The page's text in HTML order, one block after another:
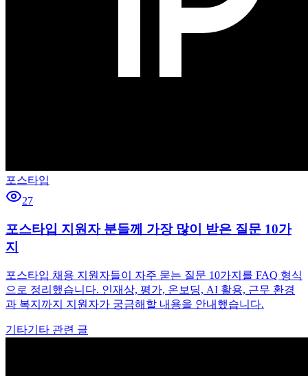
포스타입
27
포스타입 지원자 분들께 가장 많이 받은 질문 10가
지
포스타입 채용 지원자들이 자주 묻는 질문 10가지를 FAQ 형식
으로 정리했습니다. 인재상, 평가, 온보딩, AI 활용, 근무 환경
과 복지까지 지원자가 궁금해할 내용을 안내했습니다.
기타기타 관련 글